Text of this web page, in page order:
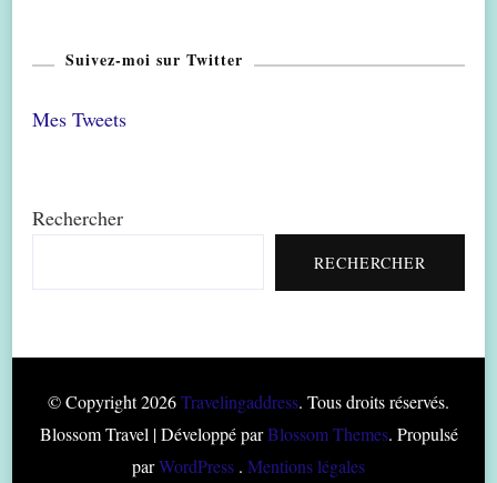
Suivez-moi sur Twitter
Mes Tweets
Rechercher
RECHERCHER
© Copyright 2026Travelingaddress. Tous droits réservés.
Blossom Travel | Développé parBlossom Themes. Propulsé
parWordPress . Mentions légales